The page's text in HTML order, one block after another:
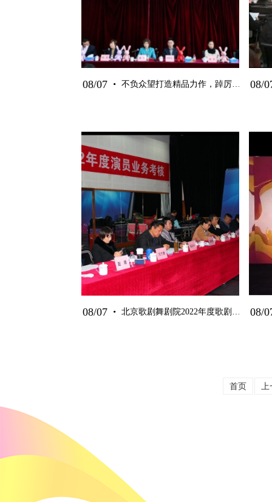
08/07· 不负众望打造精品力作，踔厉奋发追求守正创新——北歌2022-2023年度工作会... 08/
08/07· 北京歌剧舞剧院2022年度歌剧团演员业务考核圆满结束 08/
首页 上